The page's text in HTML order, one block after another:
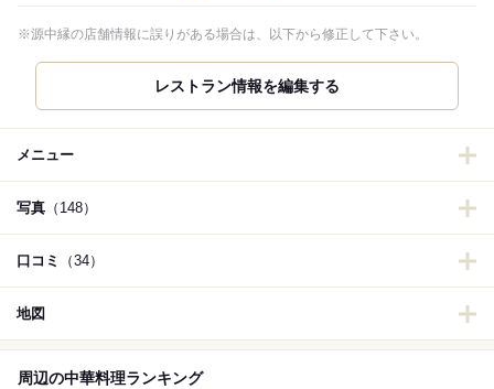
※源中縁の店舗情報に誤りがある場合は、以下から修正して下さい。
レストラン情報を編集する
メニュー
写真 （148）
口コミ （34）
地図
周辺の中華料理ランキング